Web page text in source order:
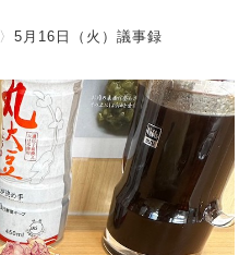
〉5月16日（火）議事録